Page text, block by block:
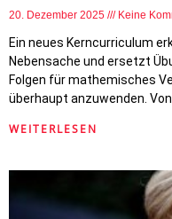
20. Dezember 2025 Keine
Ein neues Kerncurriculum
Nebensache und ersetzt
Folgen für mathemisches
überhaupt anzuwenden.
WEITERLESEN